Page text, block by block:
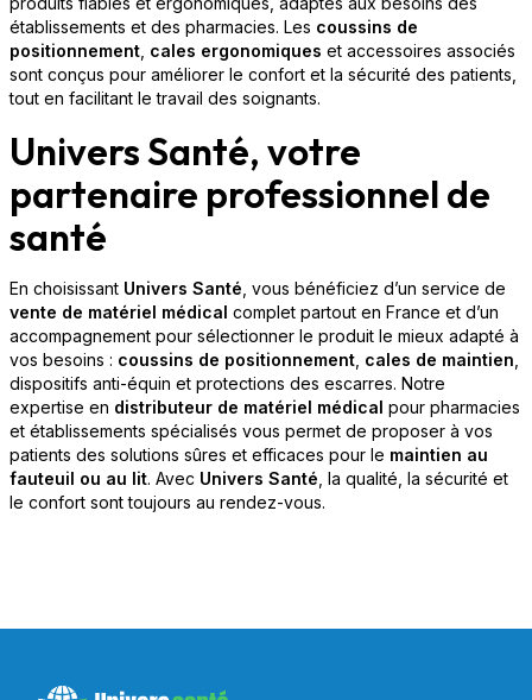
établissements et des pharmacies. Les coussins de
positionnement cales ergonomiques et accessoires associés
sont conçus pour améliorer le confort et la sécurité des patients,
tout en facilitant le travail des soignants.
Univers Santé, votre
partenaire professionnel de
santé
En choisissant Univers Santé , vous bénéficiez d’un service de
vente de matériel médical complet partout en France et d’un
accompagnement pour sélectionner le produit le mieux adapté à
vos besoins : coussins de positionnement cales de maintien
dispositifs anti-équin et protections des escarres. Notre
expertise en distributeur de matériel médical pour pharmacies
et établissements spécialisés vous permet de proposer à vos
patients des solutions sûres et efficaces pour le maintien au
fauteuil ou au lit. Avec Univers Santé , la qualité, la sécurité et
le confort sont toujours au rendez-vous.